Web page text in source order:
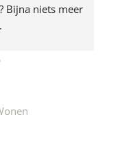
Bijna niets meer